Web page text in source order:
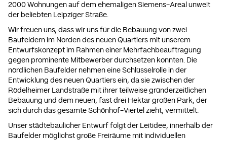
2000 Wohnungen auf dem ehemaligen Siemens-Areal unweit
der beliebten Leipziger Straße.
Wir freuen uns, dass wir uns für die Bebauung von zwei
Baufeldern im Norden des neuen Quartiers mit unserem
Entwurfskonzept im Rahmen einer Mehrfachbeauftragung
gegen prominente Mitbewerber durchsetzen konnten. Die
nördlichen Baufelder nehmen eine Schlüsselrolle in der
Entwicklung des neuen Quartiers ein, da sie zwischen der
Rödelheimer Landstraße mit ihrer teilweise gründerzeitlichen
Bebauung und dem neuen, fast drei Hektar großen Park, der
sich durch das gesamte Schönhof-Viertel zieht, vermittelt.
Unser städtebaulicher Entwurf folgt der Leitidee, innerhalb der
Baufelder möglichst große Freiräume mit individuellen